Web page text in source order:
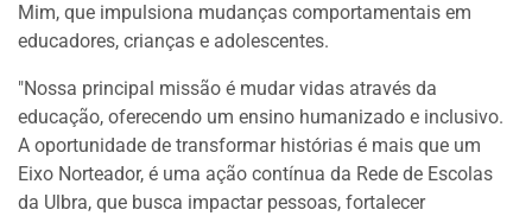
Mim, que impulsiona mudanças comportamentais em
educadores, crianças e adolescentes.
"Nossa principal missão é mudar vidas através da
educação, oferecendo um ensino humanizado e inclusivo.
A oportunidade de transformar histórias é mais que um
Eixo Norteador, é uma ação contínua da Rede de Escolas
da Ulbra, que busca impactar pessoas, fortalecer